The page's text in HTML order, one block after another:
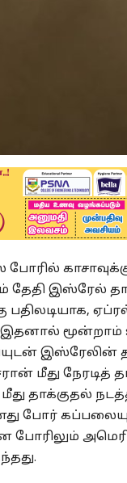
தேதி இஸ்ரேல்
இதனால்
இஸ்ரேலின்
மீது நேரடித்
தாக்குதல்
போர்
போரிலும்